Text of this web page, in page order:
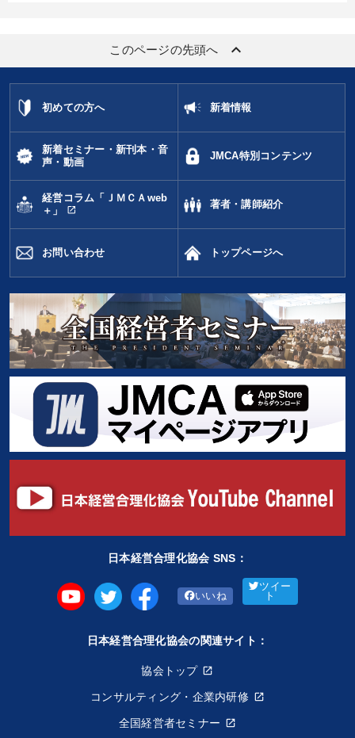
このページの先頭へ keyboard_arrow_up
初めての方へ 新着情報
新着セミナー・新刊本・音
声・動画
JMCA特別コンテンツ
経営コラム「ＪＭＣＡweb
＋」
open_in_new
著者・講師紹介
お問い合わせ トップページへ
日本経営合理化協会 SNS：
いいね
ツイー
ト
日本経営合理化協会の関連サイト：
協会トップ
コンサルティング・企業内研修
全国経営者セミナー